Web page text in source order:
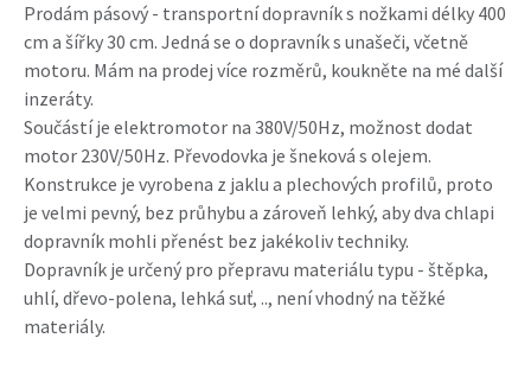
Prodám pásový - transportní dopravník s nožkami délky 400
cm a šířky 30 cm. Jedná se o dopravník s unašeči, včetně
motoru. Mám na prodej více rozměrů, koukněte na mé další
inzeráty.
Součástí je elektromotor na 380V/50Hz, možnost dodat
motor 230V/50Hz. Převodovka je šneková s olejem.
Konstrukce je vyrobena z jaklu a plechových profilů, proto
je velmi pevný, bez průhybu a zároveň lehký, aby dva chlapi
dopravník mohli přenést bez jakékoliv techniky.
Dopravník je určený pro přepravu materiálu typu - štěpka,
uhlí, dřevo-polena, lehká suť, .., není vhodný na těžké
materiály.